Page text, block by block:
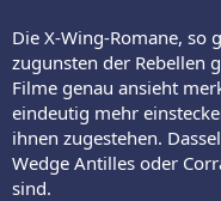
Die X-Wing-Romane, so
zugunsten der Rebellen
Filme genau ansieht
eindeutig mehr
ihnen zugestehen.
Wedge Antilles oder
sind.